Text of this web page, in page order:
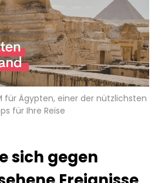
für Ägypten, einer der nützlichsten
für Ihre Reise
sich gegen